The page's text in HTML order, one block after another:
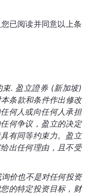
已阅读并同意以上条
束. 盈立證券(新加坡)
条款和条件作出修改
何人或向任何人承担
何争议，盈立的决定
有同等约束力。盈立
出任何理由，且不受
价也不是对任何投资
的特定投资目标，财